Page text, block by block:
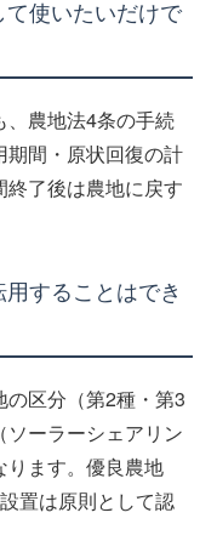
て使いたいだけで
、農地法4条の手続
期間・原状回復の計
了後は農地に戻す
することはでき
区分（第2種・第3
ーラーシェアリン
ります。優良農地
置は原則として認